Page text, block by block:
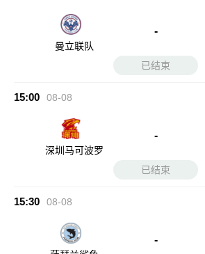
曼立联队
-
已结束
15:00 08-08
深圳马可波罗
-
已结束
15:30 08-08
-